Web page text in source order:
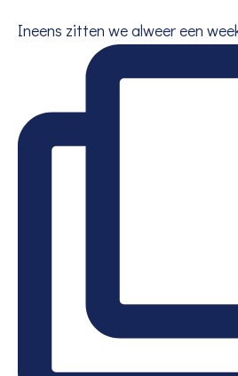
Ineens zitten we alweer een